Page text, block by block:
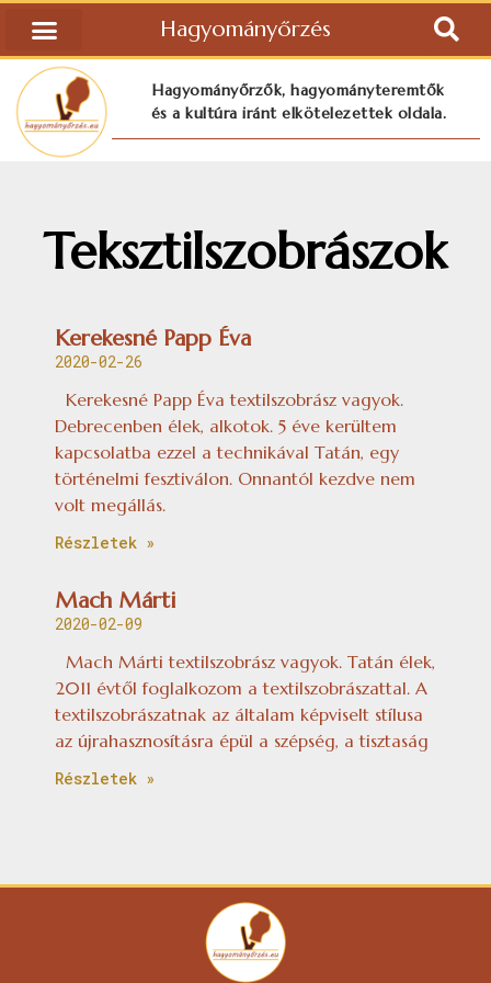
Hagyományőrzés
Hagyományőrzők, hagyományteremtők
és a kultúra iránt elkötelezettek oldala.
Teksztilszobrászok
Kerekesné Papp Éva
2020-02-26
Kerekesné Papp Éva textilszobrász vagyok.
Debrecenben élek, alkotok. 5 éve kerültem
kapcsolatba ezzel a technikával Tatán, egy
történelmi fesztiválon. Onnantól kezdve nem
volt megállás.
Részletek »
Mach Márti
2020-02-09
Mach Márti textilszobrász vagyok. Tatán élek,
2011 évtől foglalkozom a textilszobrászattal. A
textilszobrászatnak az általam képviselt stílusa
az újrahasznosításra épül a szépség, a tisztaság
Részletek »